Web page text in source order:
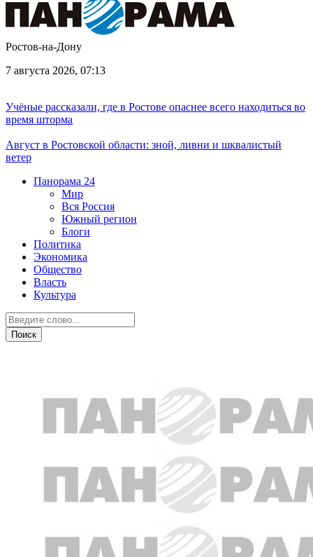
Ростов-на-Дону
7 августа 2026, 07:13
Учёные рассказали, где в Ростове опаснее всего находиться во
время шторма
Август в Ростовской области: зной, ливни и шквалистый
ветер
Панорама 24
Мир
Вся Россия
Южный регион
Блоги
Политика
Экономика
Общество
Власть
Культура